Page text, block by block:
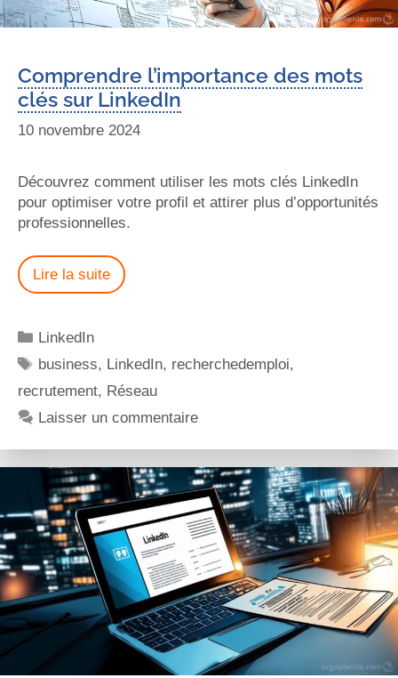
Comprendre l’importance des mots
clés sur LinkedIn
10 novembre 2024
Découvrez comment utiliser les mots clés LinkedIn
pour optimiser votre profil et attirer plus d’opportunités
professionnelles.
Lire la suite
LinkedIn
business, LinkedIn, recherchedemploi,
recrutement, Réseau
Laisser un commentaire